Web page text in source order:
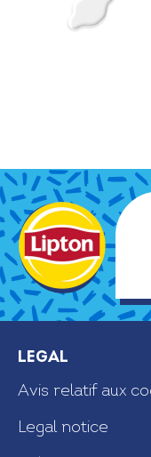
Legal
Avis relatif aux
Legal notice